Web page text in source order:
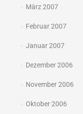
März 2007
Februar 2007
Januar 2007
Dezember 2006
November 2006
Oktober 2006